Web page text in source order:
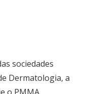
sociedades
Dermatologia, a